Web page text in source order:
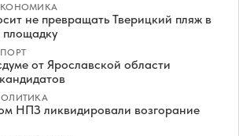
не превращать Тверицкий пляж в
площадку
от Ярославской области
НПЗ ликвидировали возгорание